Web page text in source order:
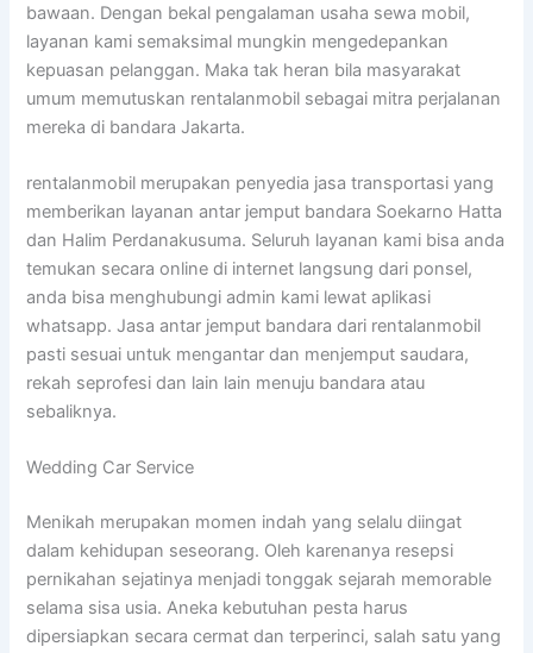
bawaan. Dengan bekal pengalaman usaha sewa mobil,
layanan kami semaksimal mungkin mengedepankan
kepuasan pelanggan. Maka tak heran bila masyarakat
umum memutuskan rentalanmobil sebagai mitra perjalanan
mereka di bandara Jakarta.
rentalanmobil merupakan penyedia jasa transportasi yang
memberikan layanan antar jemput bandara Soekarno Hatta
dan Halim Perdanakusuma. Seluruh layanan kami bisa anda
temukan secara online di internet langsung dari ponsel,
anda bisa menghubungi admin kami lewat aplikasi
whatsapp. Jasa antar jemput bandara dari rentalanmobil
pasti sesuai untuk mengantar dan menjemput saudara,
rekah seprofesi dan lain lain menuju bandara atau
sebaliknya.
Wedding Car Service
Menikah merupakan momen indah yang selalu diingat
dalam kehidupan seseorang. Oleh karenanya resepsi
pernikahan sejatinya menjadi tonggak sejarah memorable
selama sisa usia. Aneka kebutuhan pesta harus
dipersiapkan secara cermat dan terperinci, salah satu yang